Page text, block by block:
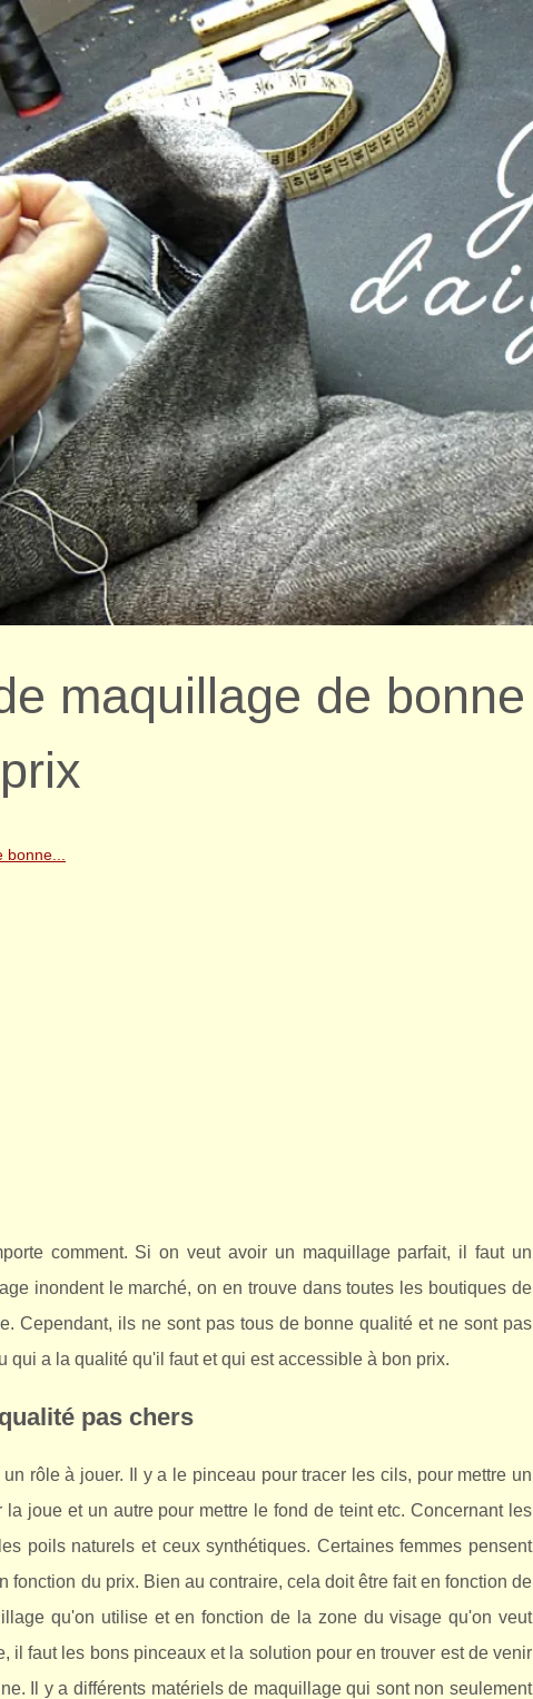
maquillage de bonne
comment. Si on veut avoir un maquillage parfait, il faut un
inondent le marché, on en trouve dans toutes les boutiques de
Cependant, ils ne sont pas tous de bonne qualité et ne sont pas
a la qualité qu'il faut et qui est accessible à bon prix.
pas chers
rôle à jouer. Il y a le pinceau pour tracer les cils, pour mettre un
joue et un autre pour mettre le fond de teint etc. Concernant les
poils naturels et ceux synthétiques. Certaines femmes pensent
fonction du prix. Bien au contraire, cela doit être fait en fonction de
qu'on utilise et en fonction de la zone du visage qu'on veut
il faut les bons pinceaux et la solution pour en trouver est de venir
Il y a différents matériels de maquillage qui sont non seulement